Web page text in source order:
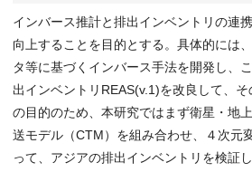
インバース推計と排出インベントリの連
向上することを目的とする。具体的には
タ等に基づくインバース手法を開発し、
出インベントリREAS(v.1)を改良して、
の目的のため、本研究ではまず衛星・地
送モデル（CTM）を組み合わせ、４次元
って、アジアの排出インベントリを検証